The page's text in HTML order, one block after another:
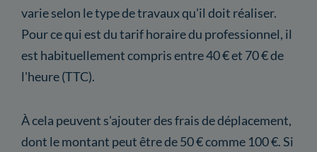
varie selon le type de travaux qu'il doit réaliser.
Pour ce qui est du tarif horaire du professionnel, il
est habituellement compris entre 40 € et 70 € de
l'heure (TTC).
À cela peuvent s'ajouter des frais de déplacement,
dont le montant peut être de 50 € comme 100 €. Si